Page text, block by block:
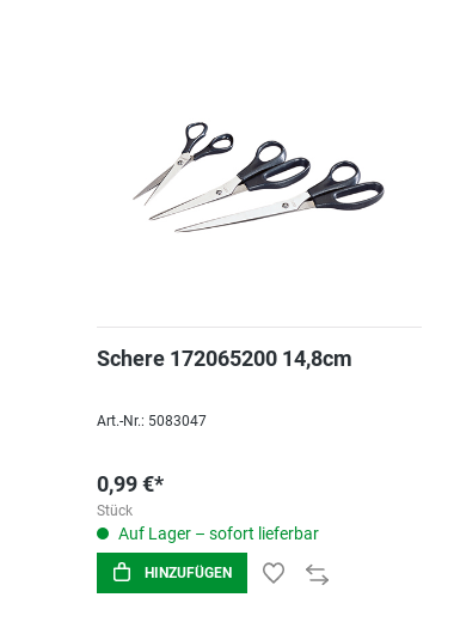
Schere 172065200 14,8cm
Art.-Nr.: 5083047
0,99 €*
Stück
Auf Lager – sofort lieferbar
HINZUFÜGEN